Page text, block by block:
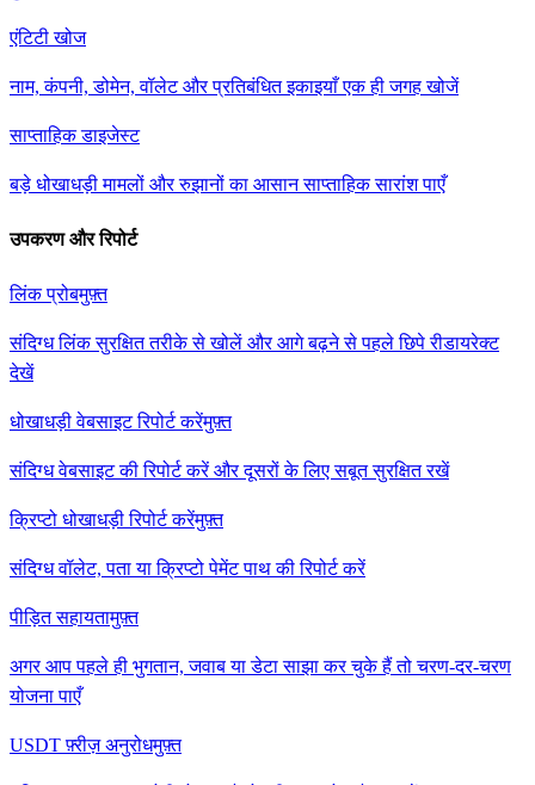
एंटिटी खोज
नाम, कंपनी, डोमेन, वॉलेट और प्रतिबंधित इकाइयाँ एक ही जगह खोजें
साप्ताहिक डाइजेस्ट
बड़े धोखाधड़ी मामलों और रुझानों का आसान साप्ताहिक सारांश पाएँ
उपकरण और रिपोर्ट
लिंक प्रोबमुफ़्त
संदिग्ध लिंक सुरक्षित तरीके से खोलें और आगे बढ़ने से पहले छिपे रीडायरेक्ट
देखें
धोखाधड़ी वेबसाइट रिपोर्ट करेंमुफ़्त
संदिग्ध वेबसाइट की रिपोर्ट करें और दूसरों के लिए सबूत सुरक्षित रखें
क्रिप्टो धोखाधड़ी रिपोर्ट करेंमुफ़्त
संदिग्ध वॉलेट, पता या क्रिप्टो पेमेंट पाथ की रिपोर्ट करें
पीड़ित सहायतामुफ़्त
अगर आप पहले ही भुगतान, जवाब या डेटा साझा कर चुके हैं तो चरण-दर-चरण
योजना पाएँ
USDT फ़्रीज़ अनुरोधमुफ़्त